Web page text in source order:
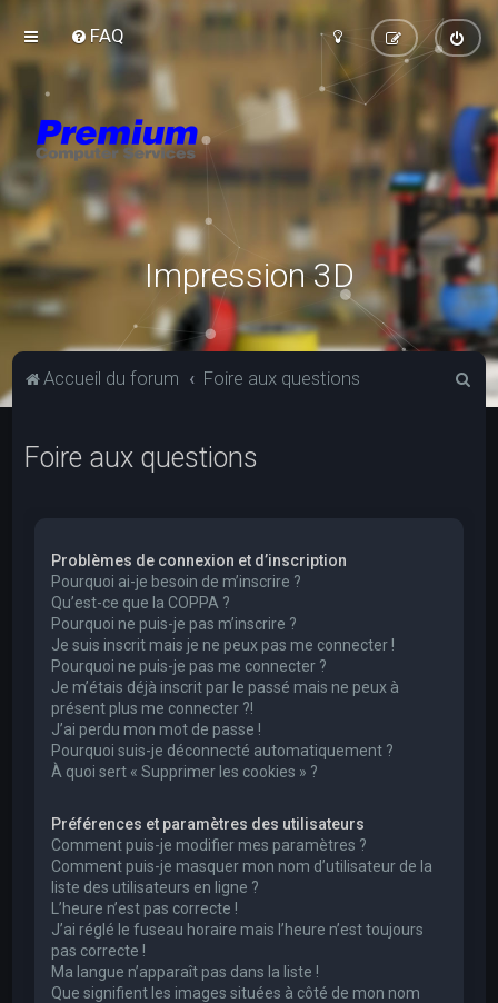
FAQ
Impression 3D
Accueil du forum Foire aux questions
Foire aux questions
Problèmes de connexion et d’inscription
Pourquoi ai-je besoin de m’inscrire ?
Qu’est-ce que la COPPA ?
Pourquoi ne puis-je pas m’inscrire ?
Je suis inscrit mais je ne peux pas me connecter !
Pourquoi ne puis-je pas me connecter ?
Je m’étais déjà inscrit par le passé mais ne peux à
présent plus me connecter ?!
J’ai perdu mon mot de passe !
Pourquoi suis-je déconnecté automatiquement ?
À quoi sert « Supprimer les cookies » ?
Préférences et paramètres des utilisateurs
Comment puis-je modifier mes paramètres ?
Comment puis-je masquer mon nom d’utilisateur de la
liste des utilisateurs en ligne ?
L’heure n’est pas correcte !
J’ai réglé le fuseau horaire mais l’heure n’est toujours
pas correcte !
Ma langue n’apparaît pas dans la liste !
Que signifient les images situées à côté de mon nom